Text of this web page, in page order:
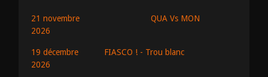
21 novembre
2026
QUA Vs MON
19 décembre
2026
FIASCO ! - Trou blanc